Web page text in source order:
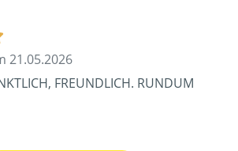
21.05.2026
FREUNDLICH. RUNDUM